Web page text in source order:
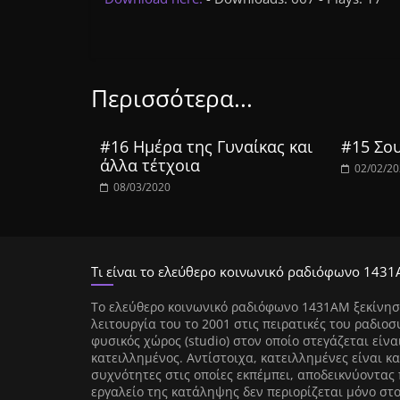
Περισσότερα...
#16 Ημέρα της Γυναίκας και
άλλα τέτχοια
08/03/2020
#15
02/02/
Τι είναι το ελεύθερο κοινωνικό ραδιόφωνο
Tο ελεύθερο κοινωνικό ραδιόφωνο 1431AM
λειτουργία του το 2001 στις πειρατικές του
φυσικός χώρος (studio) στον οποίο στεγάζεται
κατειλλημένος. Αντίστοιχα, κατειλλημένες είναι
συχνότητες στις οποίες εκπέμπει,
εργαλείο της κατάληψης δεν περιορίζεται μόνο